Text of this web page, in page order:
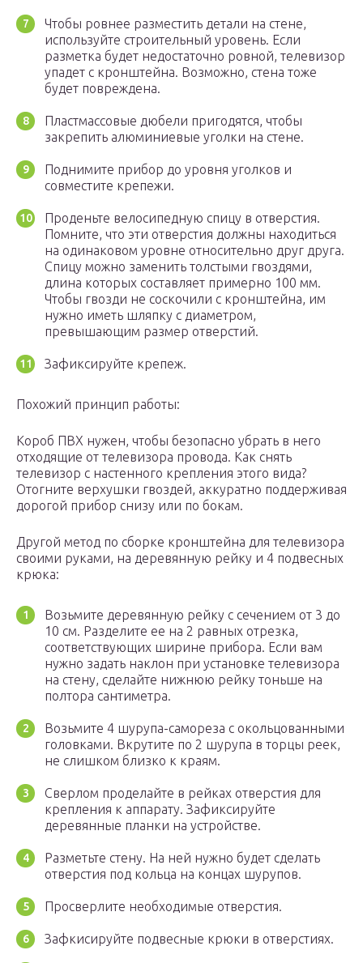
Чтобы ровнее разместить детали на стене,
используйте строительный уровень. Если
разметка будет недостаточно ровной, телевизор
упадет с кронштейна. Возможно, стена тоже
будет повреждена.
Пластмассовые дюбели пригодятся, чтобы
закрепить алюминиевые уголки на стене.
Поднимите прибор до уровня уголков и
совместите крепежи.
Проденьте велосипедную спицу в отверстия.
Помните, что эти отверстия должны находиться
на одинаковом уровне относительно друг друга.
Спицу можно заменить толстыми гвоздями,
длина которых составляет примерно 100 мм.
Чтобы гвозди не соскочили с кронштейна, им
нужно иметь шляпку с диаметром,
превышающим размер отверстий.
Зафиксируйте крепеж.
Похожий принцип работы:
Короб ПВХ нужен, чтобы безопасно убрать в него
отходящие от телевизора провода. Как снять
телевизор с настенного крепления этого вида?
Отогните верхушки гвоздей, аккуратно поддерживая
дорогой прибор снизу или по бокам.
Другой метод по сборке кронштейна для телевизора
своими руками, на деревянную рейку и 4 подвесных
крюка:
Возьмите деревянную рейку с сечением от 3 до
10 см. Разделите ее на 2 равных отрезка,
соответствующих ширине прибора. Если вам
нужно задать наклон при установке телевизора
на стену, сделайте нижнюю рейку тоньше на
полтора сантиметра.
Возьмите 4 шурупа-самореза с окольцованными
головками. Вкрутите по 2 шурупа в торцы реек,
не слишком близко к краям.
Сверлом проделайте в рейках отверстия для
крепления к аппарату. Зафиксируйте
деревянные планки на устройстве.
Разметьте стену. На ней нужно будет сделать
отверстия под кольца на концах шурупов.
Просверлите необходимые отверстия.
Зафкисируйте подвесные крюки в отверстиях.